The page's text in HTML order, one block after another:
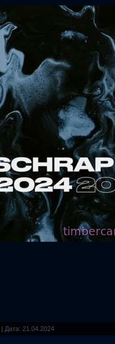
| Дата: 21.04.2024